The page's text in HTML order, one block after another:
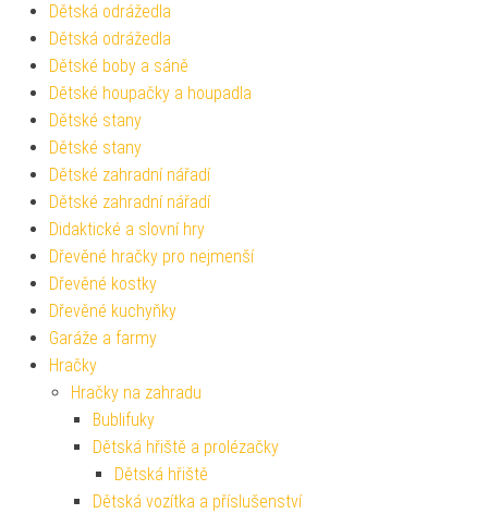
Dětská odrážedla
Dětská odrážedla
Dětské boby a sáně
Dětské houpačky a houpadla
Dětské stany
Dětské stany
Dětské zahradní nářadí
Dětské zahradní nářadí
Didaktické a slovní hry
Dřevěné hračky pro nejmenší
Dřevěné kostky
Dřevěné kuchyňky
Garáže a farmy
Hračky
Hračky na zahradu
Bublifuky
Dětská hřiště a prolézačky
Dětská hřiště
Dětská vozítka a příslušenství